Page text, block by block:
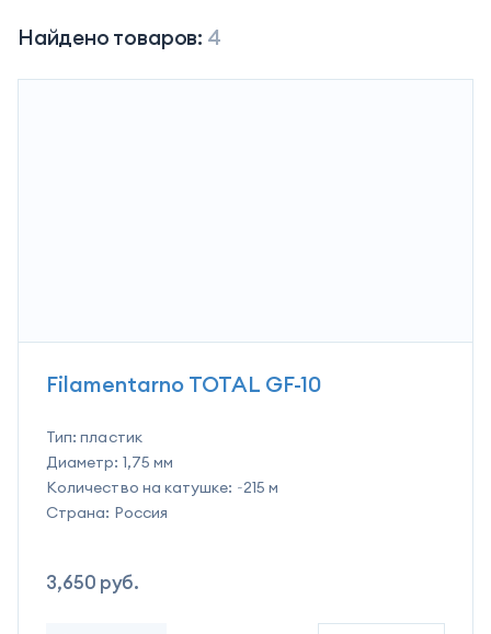
Найдено товаров: 4
Filamentarno TOTAL GF-10
Тип: пластик
Диаметр: 1,75 мм
Количество на катушке: ~215 м
Страна: Россия
3,650 руб.